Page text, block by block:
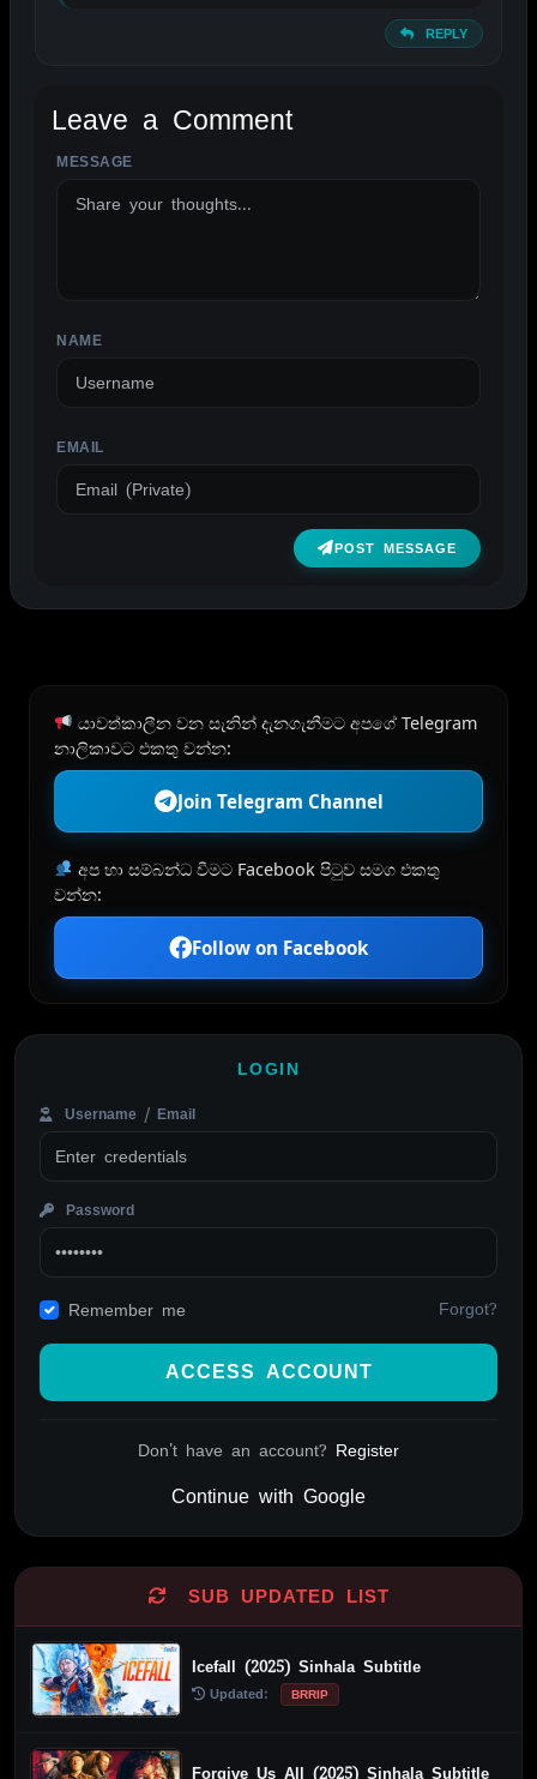
REPLY
Leave a Comment
MESSAGE
NAME
EMAIL
POST MESSAGE
ALTERNATIVE:
යාවත්කාලීන වන සැනින් දැනගැනීමට අපගේ Telegram
නාලිකාවට එකතු වන්න:
Join Telegram Channel
අප හා සම්බන්ධ වීමට Facebook පිටුව සමග එකතු
වන්න:
Follow on Facebook
LOGIN
Username / Email
Password
Remember me Forgot?
ACCESS ACCOUNT
Don't have an account? Register
Continue with Google
SUB UPDATED LIST
Icefall (2025) Sinhala Subtitle
Updated: BRRIP
Forgive Us All (2025) Sinhala Subtitle